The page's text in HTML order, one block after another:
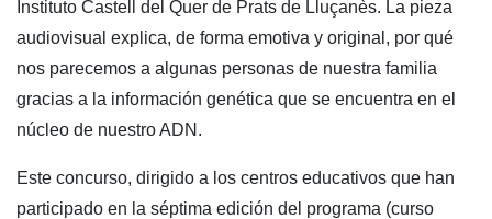
Instituto Castell del Quer de Prats de Lluçanès. La pieza
audiovisual explica, de forma emotiva y original, por qué
nos parecemos a algunas personas de nuestra familia
gracias a la información genética que se encuentra en el
núcleo de nuestro ADN.
Este concurso, dirigido a los centros educativos que han
participado en la séptima edición del programa (curso